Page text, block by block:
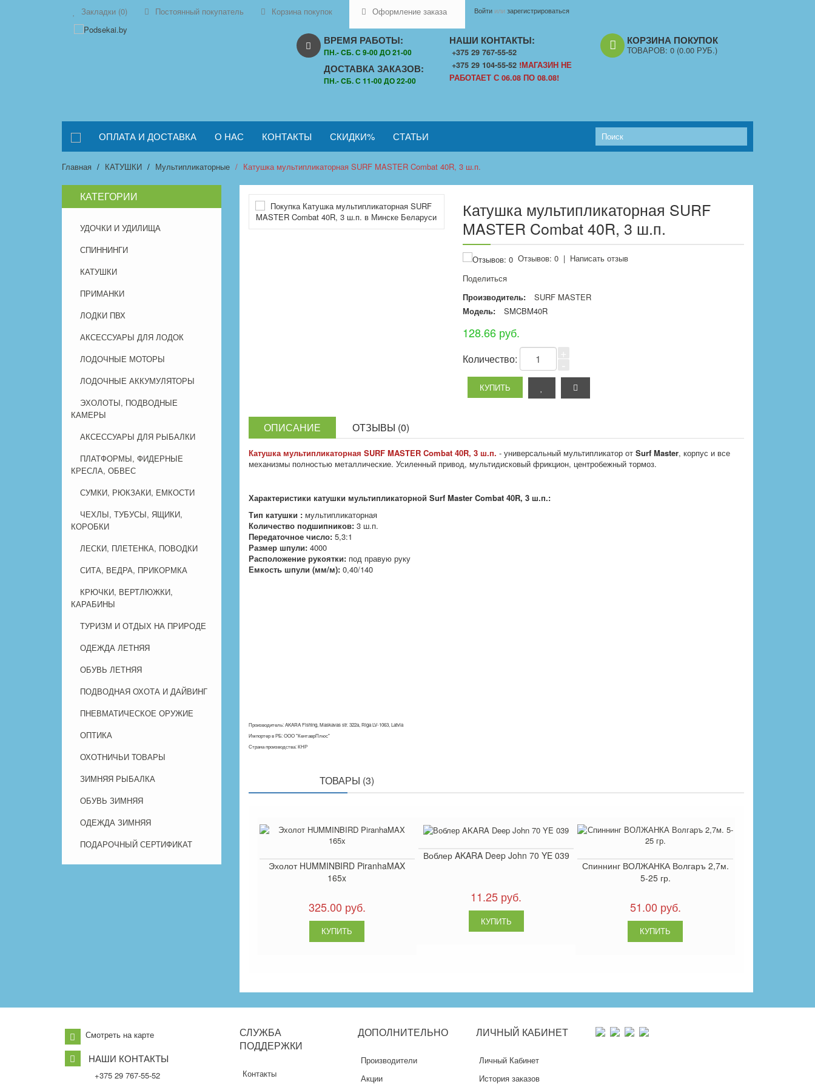
Закладки (0) Постоянный покупатель Корзина покупок Оформление заказа Войти илизарегистрироваться
ВРЕМЯ РАБОТЫ:
ПН.- CБ. С 9-00 ДО 21-00
ДОСТАВКА ЗАКАЗОВ:
ПН.- CБ. С 11-00 ДО 22-00
НАШИ КОНТАКТЫ:
+375 29 767-55-52
+375 29 104-55-52 !МАГАЗИН НЕ
РАБОТАЕТ С 06.08 ПО 08.08!
КОРЗИНА ПОКУПОК
ТОВАРОВ: 0 (0.00 РУБ.)
ОПЛАТА И ДОСТАВКА О НАС КОНТАКТЫ СКИДКИ% СТАТЬИ
Главная КАТУШКИ Мультипликаторные Катушка мультипликаторная SURF MASTER Combat 40R, 3 ш.п.
КАТЕГОРИИ
УДОЧКИ И УДИЛИЩА
СПИННИНГИ
КАТУШКИ
ПРИМАНКИ
ЛОДКИ ПВХ
АКСЕССУАРЫ ДЛЯ ЛОДОК
ЛОДОЧНЫЕ МОТОРЫ
ЛОДОЧНЫЕ АККУМУЛЯТОРЫ
ЭХОЛОТЫ, ПОДВОДНЫЕ
КАМЕРЫ
АКСЕССУАРЫ ДЛЯ РЫБАЛКИ
ПЛАТФОРМЫ, ФИДЕРНЫЕ
КРЕСЛА, ОБВЕС
СУМКИ, РЮКЗАКИ, ЕМКОСТИ
ЧЕХЛЫ, ТУБУСЫ, ЯЩИКИ,
КОРОБКИ
ЛЕСКИ, ПЛЕТЕНКА, ПОВОДКИ
СИТА, ВЕДРА, ПРИКОРМКА
КРЮЧКИ, ВЕРТЛЮЖКИ,
КАРАБИНЫ
ТУРИЗМ И ОТДЫХ НА ПРИРОДЕ
ОДЕЖДА ЛЕТНЯЯ
ОБУВЬ ЛЕТНЯЯ
ПОДВОДНАЯ ОХОТА И ДАЙВИНГ
ПНЕВМАТИЧЕСКОЕ ОРУЖИЕ
ОПТИКА
ОХОТНИЧЬИ ТОВАРЫ
ЗИМНЯЯ РЫБАЛКА
ОБУВЬ ЗИМНЯЯ
ОДЕЖДА ЗИМНЯЯ
ПОДАРОЧНЫЙ СЕРТИФИКАТ
Катушка мультипликаторная SURF
MASTER Combat 40R, 3 ш.п.
Отзывов: 0| Написать отзыв
Поделиться
Производитель:
SURF MASTER
Модель:
SMCBM40R
128.66 руб.
Количество:
ОПИСАНИЕ ОТЗЫВЫ (0)
Катушка мультипликаторная SURF MASTER Combat 40R, 3 ш.п. - универсальный мультипликатор от Surf Master, корпус и все
механизмы полностью металлические. Усиленный привод, мультидисковый фрикцион, центробежный тормоз.
Характеристики катушки мультипликаторной Surf Master Combat 40R, 3 ш.п.:
Тип катушки :мультипликаторная
Количество подшипников:3 ш.п.
Передаточное число:5,3:1
Размер шпули:4000
Расположение рукоятки:под правую руку
Емкость шпули (мм/м):0,40/140
Производитель: AKARA Fishing, Maskavas str. 322a, Riga LV-1063, Latvia
Импортер в РБ: ООО "КентаврПлюс"
Страна производства: КНР
ТОВАРЫ (3)
Эхолот HUMMINBIRD PiranhaMAX
165x
325.00 руб.
Воблер AKARA Deep John 70 YE 039
11.25 руб.
Спиннинг ВОЛЖАНКА Волгаръ 2,7м.
5-25 гр.
51.00 руб.
Смотреть на карте
НАШИ КОНТАКТЫ
+375 29 767-55-52
СЛУЖБА
ПОДДЕРЖКИ
Контакты
ДОПОЛНИТЕЛЬНО
Производители
Акции
ЛИЧНЫЙ КАБИНЕТ
Личный Кабинет
История заказов